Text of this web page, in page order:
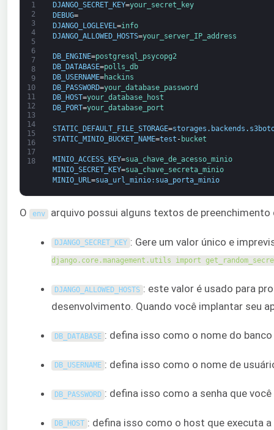
1
2
3
4
5
6
7
8
9
10
11
12
13
14
15
16
17
18
DJANGO_SECRET_KEY=your_secret_key
DEBUG=
DJANGO_LOGLEVEL=info
DJANGO_ALLOWED_HOSTS=your_server_IP_address
DB_ENGINE=postgresql_psycopg2
DB_DATABASE=polls_db
DB_USERNAME=hackins
DB_PASSWORD=your_database_password
DB_HOST=your_database_host
DB_PORT=your_database_port
STATIC_DEFAULT_FILE_STORAGE=storages . backends .
STATIC_MINIO_BUCKET_NAME=test - bucket
MINIO_ACCESS_KEY=sua_chave_de_acesso_minio
MINIO_SECRET_KEY=sua_chave_secreta_minio
MINIO_URL=sua_url_minio: sua_porta_minio
O env arquivo possui alguns textos de
DJANGO_SECRET_KEY : Gere um valor único e
django.core.management.utils import
DJANGO_ALLOWED_HOSTS : este valor é usado para
desenvolvimento. Quando você implantar seu
DB_DATABASE : defina isso como o nome do
DB_USERNAME : defina isso como o nome de
DB_PASSWORD : defina isso como a senha que
DB_HOST : defina isso como o host que executa